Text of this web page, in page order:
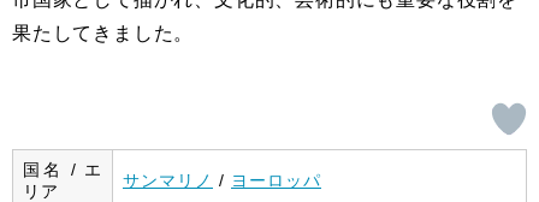
果たしてきました。
国名 / エ
リア
サンマリノ / ヨーロッパ